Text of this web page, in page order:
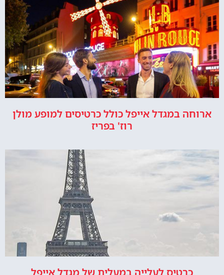
ארוחה במגדל אייפל כולל כרטיסים למופע מולן
רוז' בפריז